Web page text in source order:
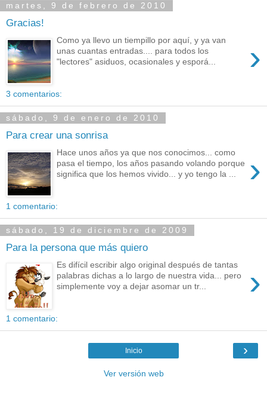
martes, 9 de febrero de 2010
Gracias!
›
Como ya llevo un tiempillo por aquí, y ya van
unas cuantas entradas.... para todos los
"lectores" asiduos, ocasionales y esporá...
3 comentarios:
sábado, 9 de enero de 2010
Para crear una sonrisa
›
Hace unos años ya que nos conocimos... como
pasa el tiempo, los años pasando volando porque
significa que los hemos vivido... y yo tengo la ...
1 comentario:
sábado, 19 de diciembre de 2009
Para la persona que más quiero
›
Es difícil escribir algo original después de tantas
palabras dichas a lo largo de nuestra vida... pero
simplemente voy a dejar asomar un tr...
1 comentario:
›
Inicio
Ver versión web